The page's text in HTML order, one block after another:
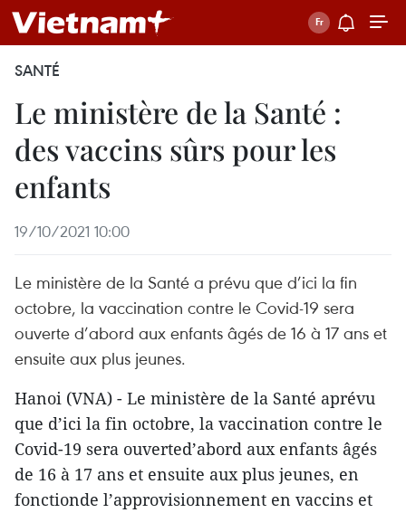
SANTÉ
Le ministère de la Santé :
des vaccins sûrs pour les
enfants
19/10/2021 10:00
Le ministère de la Santé a prévu que d’ici la fin
octobre, la vaccination contre le Covid-19 sera
ouverte d’abord aux enfants âgés de 16 à 17 ans et
ensuite aux plus jeunes.
Hanoi (VNA) - Le ministère de la Santé aprévu
que d’ici la fin octobre, la vaccination contre le
Covid-19 sera ouverted’abord aux enfants âgés
de 16 à 17 ans et ensuite aux plus jeunes, en
fonctionde l’approvisionnement en vaccins et